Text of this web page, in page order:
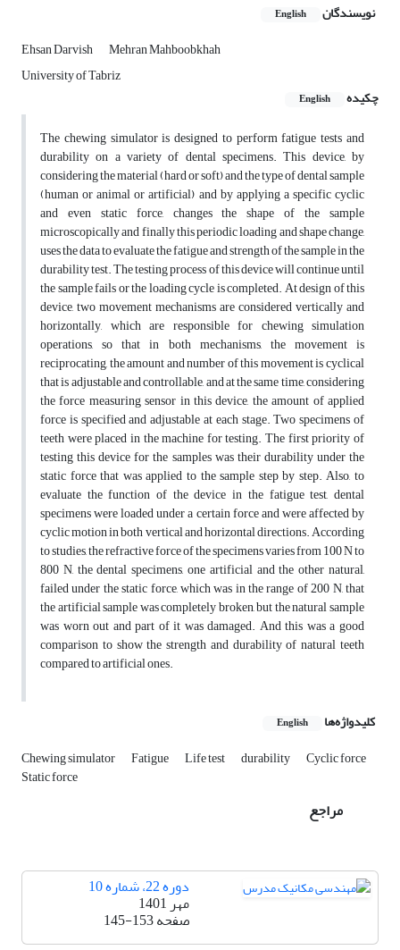
نویسندگان English
Ehsan Darvish
Mehran Mahboobkhah
University of Tabriz
چکیده
English
The chewing simulator is designed to perform fatigue tests and
durability on a variety of dental specimens. This device, by
considering the material (hard or soft) and the type of dental sample
(human or animal or artificial) and by applying a specific cyclic
and even static force, changes the shape of the sample
microscopically and finally this periodic loading and shape change,
uses the data to evaluate the fatigue and strength of the sample in the
durability test. The testing process of this device will continue until
the sample fails or the loading cycle is completed. At design of this
device, two movement mechanisms are considered vertically and
horizontally, which are responsible for chewing simulation
operations, so that in both mechanisms, the movement is
reciprocating, the amount and number of this movement is cyclical
that is adjustable and controllable, and at the same time, considering
the force measuring sensor in this device, the amount of applied
force is specified and adjustable at each stage. Two specimens of
teeth were placed in the machine for testing. The first priority of
testing this device for the samples was their durability under the
static force that was applied to the sample step by step. Also, to
evaluate the function of the device in the fatigue test, dental
specimens were loaded under a certain force and were affected by
cyclic motion in both vertical and horizontal directions. According
to studies, the refractive force of the specimens varies from 100 N to
800 N, the dental specimens, one artificial and the other natural,
failed under the static force, which was in the range of 200 N, that
the artificial sample was completely broken, but the natural sample
was worn out and part of it was damaged. And this was a good
comparison to show the strength and durability of natural teeth
compared to artificial ones.
کلیدواژه‌ها English
Chewing simulator Fatigue Life test durability Cyclic force
Static force
مراجع
دوره 22، شماره 10
مهر 1401
صفحه145-153